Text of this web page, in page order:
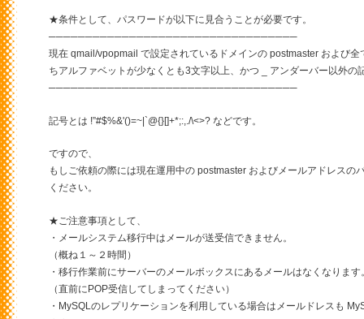
★条件として、パスワードが以下に見合うことが必要です。
──────────────────────────────────
現在 qmail/vpopmail で設定されているドメインの postmaster および
ちアルファベットが少なくとも3文字以上、かつ _ アンダーバー以外の
──────────────────────────────────
記号とは !”#$%&'()=~|`@{}[]+*;:,./\<>? などです。
ですので、
もしご依頼の際には現在運用中の postmaster およびメールアドレスの
ください。
★ご注意事項として、
・メールシステム移行中はメールが送受信できません。
（概ね１～２時間）
・移行作業前にサーバーのメールボックスにあるメールはなくなります
（直前にPOP受信してしまってください）
・MySQLのレプリケーションを利用している場合はメールドレスも